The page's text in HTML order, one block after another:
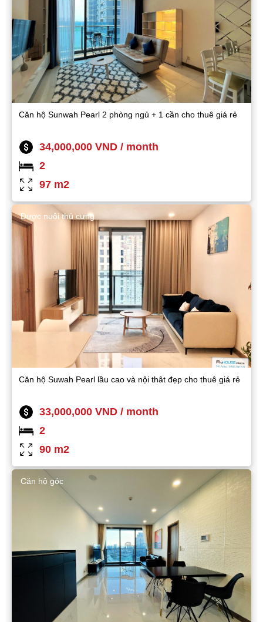
Căn hộ Sunwah Pearl 2 phòng ngủ + 1 cần cho thuê giá rẻ
34,000,000 VND / month
2
97 m2
Được nuôi thú cưng
Căn hộ Suwah Pearl lầu cao và nội thât đẹp cho thuê giá rẻ
33,000,000 VND / month
2
90 m2
Căn hộ góc